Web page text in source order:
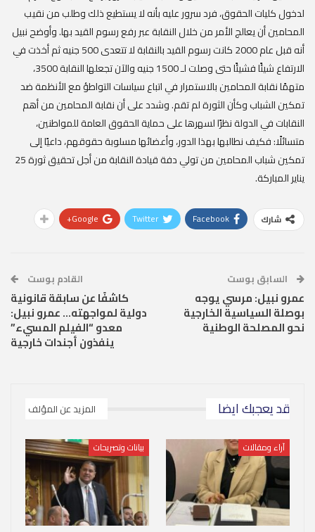
لدخول كليات الحقوق، فرد سرور عليه بأنه لا يستطيع ذلك وطلب من نقيب
المحامين أن يعالج الأمر من خلال النقابة عبر رفع رسوم القيد بها. وأوضح نبيل
أنه قبل عام 2000 كانت رسوم القيد بالنقابة لا تتعدى 500 جنيه ثم أخذت في
الارتفاع شيئًا فشيئًا حتى وصلت لـ 1500 جنيه والآن تجعلها النقابة 3500،
متهمًا نقابة المحامين بالاستمرار في اتباع سياسات التواطؤ مع الأنظمة ضد
تمكين الشباب وكأن الثورة لم تقم. وشدد على أن نقابة المحامين من أهم
النقابات في الدولة نظرًا لسهرها على حماية الحقوق العامة للمواطنين،
متسائلًا: فكيف نطالبها بهذا الدور، وأعضائها مسلوبة حقوقهم، داعيًا إلى
تمكين شباب المحامين من تولي دفة قيادة النقابة من أجل تحقيق ثورة 25
يناير المباركة.
شارك Facebook
Twitter
Google+
السابق بوست
عمرو نبيل: مرسي يوجه
بوصلة السياسية الخارجية
نحو المصلحة الوطنية
القادم بوست
كاشفًا عن سابقة قانونية
دولية لمواجهته… عمرو نبيل:
معدو “الفيلم المسيء”
ينفذون أجندات خارجية
قد يعجبك ايضا المزيد عن المؤلف
آراء ومقالات بيانات وتصريحات